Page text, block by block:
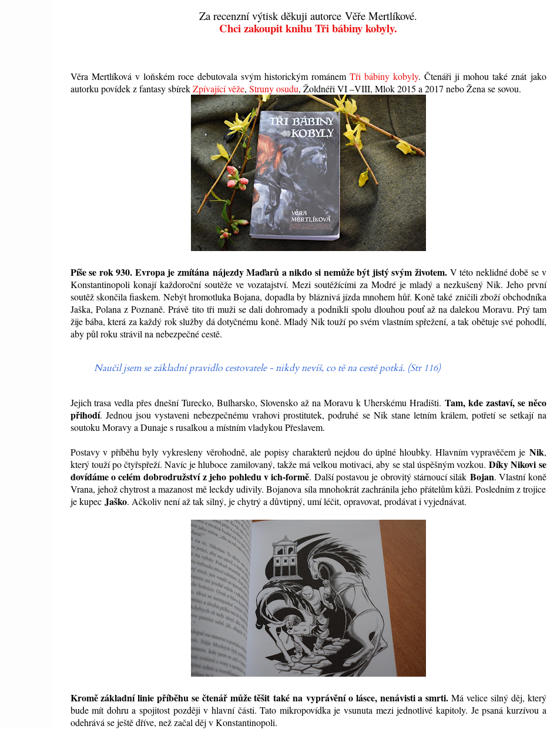
Za recenzní výtisk děkuji autorce Věře Mertlíkové.
Chci zakoupit knihu Tři bábiny kobyly.
Věra Mertlíková v loňském roce debutovala svým historickým románemTři bábiny kobyly. Čtenáři ji mohou také znát jako
autorku povídek z fantasy sbírekZpívající věže, Struny osudu, Žoldnéři VI –VIII, Mlok 2015 a 2017 nebo Žena se sovou.
Píše se rok 930. Evropa je zmítána nájezdy Maďarů a nikdo si nemůže být jistý svým životem. V této neklidné době se v
Konstantinopoli konají každoroční soutěže ve vozatajství. Mezi soutěžícími za Modré je mladý a nezkušený Nik. Jeho první
soutěž skončila fiaskem. Nebýt hromotluka Bojana, dopadla by bláznivá jízda mnohem hůř. Koně také zničili zboží obchodníka
Jaška, Polana z Poznaně. Právě tito tři muži se dali dohromady a podnikli spolu dlouhou pouť až na dalekou Moravu. Prý tam
žije bába, která za každý rok služby dá dotyčnému koně. Mladý Nik touží po svém vlastním spřežení, a tak obětuje své pohodlí,
aby půl roku strávil na nebezpečné cestě.
Naučil jsem se základní pravidlo cestovatele - nikdy nevíš, co tě na cestě potká.(Str 116)
Jejich trasa vedla přes dnešní Turecko, Bulharsko, Slovensko až na Moravu k Uherskému Hradišti. Tam, kde zastaví, se něco
přihodí. Jednou jsou vystaveni nebezpečnému vrahovi prostitutek, podruhé se Nik stane letním králem, potřetí se setkají na
soutoku Moravy a Dunaje s rusalkou a místním vladykou Přeslavem.
Postavy v příběhu byly vykresleny věrohodně, ale popisy charakterů nejdou do úplné hloubky. Hlavním vypravěčem je Nik,
který touží po čtyřspřeží. Navíc je hluboce zamilovaný, takže má velkou motivaci, aby se stal úspěšným vozkou.Díky Nikovi se
dovídáme o celém dobrodružství z jeho pohledu v ich-formě. Další postavou je obrovitý stárnoucí silák Bojan. Vlastní koně
Vrana, jehož chytrost a mazanost mě leckdy udivily. Bojanova síla mnohokrát zachránila jeho přátelům kůži. Posledním z trojice
je kupec Jaško. Ačkoliv není až tak silný, je chytrý a důvtipný, umí léčit, opravovat, prodávat i vyjednávat.
Kromě základní linie příběhu se čtenář může těšit také na vyprávění o lásce, nenávisti a smrti.Má velice silný děj, který
bude mít dohru a spojitost později v hlavní části. Tato mikropovídka je vsunuta mezi jednotlivé kapitoly. Je psaná kurzívou a
odehrává se ještě dříve, než začal děj v Konstantinopoli.